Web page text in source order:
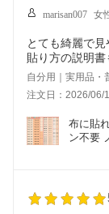
marisan007 女
とても綺麗で
貼り方の説明
自分用｜実用品・
注文日：2026/06/
布に貼
ン不要